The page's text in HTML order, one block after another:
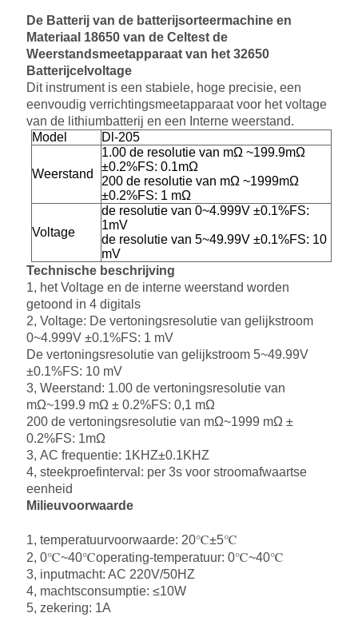
De Batterij van de batterijsorteermachine en
Materiaal 18650 van de Celtest de
Weerstandsmeetapparaat van het 32650
Batterijcelvoltage
Dit instrument is een stabiele, hoge precisie, een
eenvoudig verrichtingsmeetapparaat voor het voltage
van de lithiumbatterij en een Interne weerstand.
Model
Dl-205
Weerstand
1.00 de resolutie van mΩ ~199.9mΩ
±0.2%FS: 0.1mΩ
200 de resolutie van mΩ ~1999mΩ
±0.2%FS: 1 mΩ
Voltage
de resolutie van 0~4.999V ±0.1%FS:
1mV
de resolutie van 5~49.99V ±0.1%FS: 10
mV
Technische beschrijving
1, het Voltage en de interne weerstand worden
getoond in 4 digitals
2, Voltage: De vertoningsresolutie van gelijkstroom
0~4.999V ±0.1%FS: 1 mV
De vertoningsresolutie van gelijkstroom 5~49.99V
±0.1%FS: 10 mV
3, Weerstand: 1.00 de vertoningsresolutie van
mΩ~199.9 mΩ ± 0.2%FS: 0,1 mΩ
200 de vertoningsresolutie van mΩ~1999 mΩ ±
0.2%FS: 1mΩ
3, AC frequentie: 1KHZ±0.1KHZ
4, steekproefinterval: per 3s voor stroomafwaartse
eenheid
Milieuvoorwaarde
1, temperatuurvoorwaarde: 20℃±5℃
2, 0℃~40℃operating-temperatuur: 0℃~40℃
3, inputmacht: AC 220V/50HZ
4, machtsconsumptie: ≤10W
5, zekering: 1A